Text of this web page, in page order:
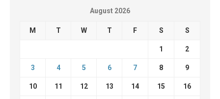
August 2026
M T W T F S S
1 2
3 4 5 6 7 8 9
10 11 12 13 14 15 16